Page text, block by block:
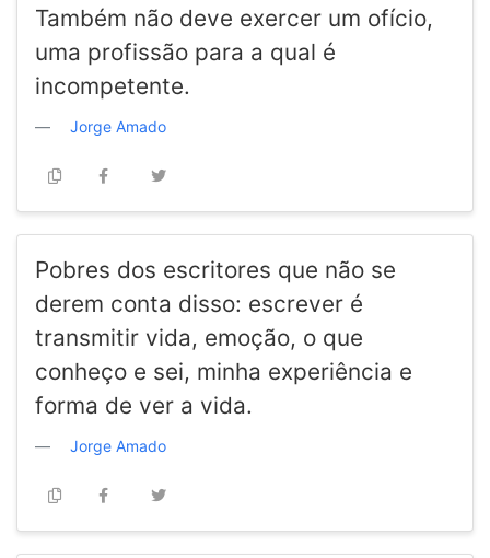
Também não deve exercer um ofício,
uma profissão para a qual é
incompetente.
Jorge Amado
Pobres dos escritores que não se
derem conta disso: escrever é
transmitir vida, emoção, o que
conheço e sei, minha experiência e
forma de ver a vida.
Jorge Amado